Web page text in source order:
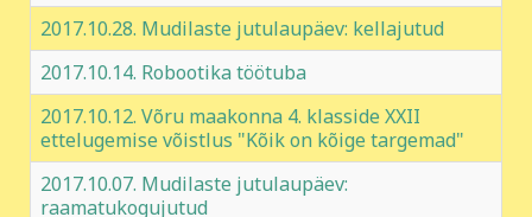
2017.10.28. Mudilaste jutulaupäev: kellajutud
2017.10.14. Robootika töötuba
2017.10.12. Võru maakonna 4. klasside XXII
ettelugemise võistlus "Kõik on kõige targemad"
2017.10.07. Mudilaste jutulaupäev:
raamatukogujutud